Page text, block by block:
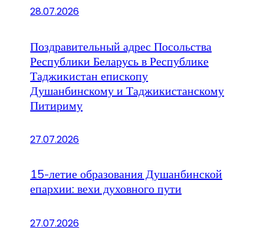
28.07.2026
Поздравительный адрес Посольства
Республики Беларусь в Республике
Таджикистан епископу
Душанбинскому и Таджикистанскому
Питириму
27.07.2026
15-летие образования Душанбинской
епархии: вехи духовного пути
27.07.2026